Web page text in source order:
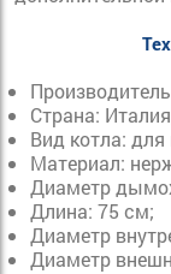
Страна:
Вид котла:
Материал:
Диаметр
Длина: 75 см;
Диаметр
Диаметр